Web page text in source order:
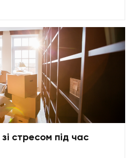
стресом під час